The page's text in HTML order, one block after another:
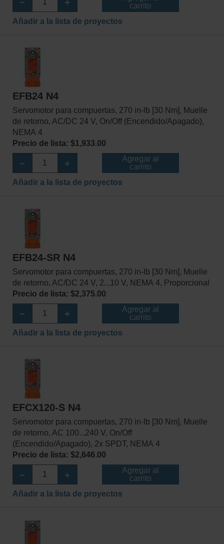
carrito
Añadir a la lista de proyectos
EFB24 N4
Servomotor para compuertas, 270 in-lb [30 Nm], Muelle
de retorno, AC/DC 24 V, On/Off (Encendido/Apagado),
NEMA 4
Precio de lista: $1,933.00
Agregar al
carrito
Añadir a la lista de proyectos
EFB24-SR N4
Servomotor para compuertas, 270 in-lb [30 Nm], Muelle
de retorno, AC/DC 24 V, 2...10 V, NEMA 4, Proporcional
Precio de lista: $2,375.00
Agregar al
carrito
Añadir a la lista de proyectos
EFCX120-S N4
Servomotor para compuertas, 270 in-lb [30 Nm], Muelle
de retorno, AC 100...240 V, On/Off
(Encendido/Apagado), 2x SPDT, NEMA 4
Precio de lista: $2,646.00
Agregar al
carrito
Añadir a la lista de proyectos